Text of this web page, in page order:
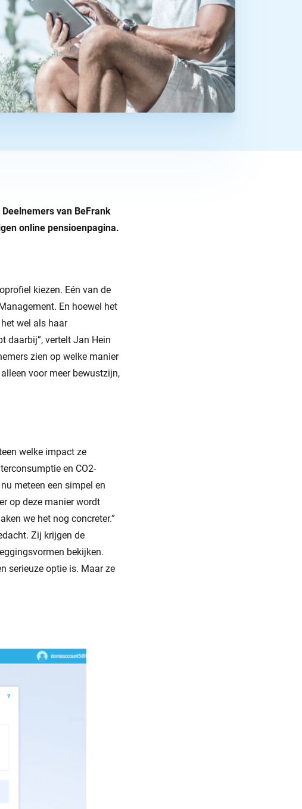
van BeFrank
online pensioenpagina.
kiezen. Eén van de
En hoewel het
wel als haar
daarbij”, vertelt Jan Hein
zien op welke manier
voor meer bewustzijn,
welke impact ze
en CO2-
meteen een simpel en
op deze manier wordt
we het nog concreter.”
Zij krijgen de
bekijken.
serieuze optie is. Maar ze